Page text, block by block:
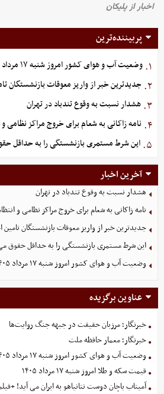
پربیننده‌ترین
۱. وضعیت آب و هوای کشور امروز شنبه ۱۷ مرداد ۱۴۰۵
۲. جدیدترین خبر از واریز معوقات بازنشستگان
۳. هشدار نسبت به وقوع تندباد در تهران
۴. نامه زاکانی به شعام برای خروج مراکز نظامی و
۵. این شرط مستمری بازنشستگی را به حداقل
آخرین اخبار
هشدار نسبت به وقوع تندباد در تهران
نامه زاکانی به شعام برای خروج مراکز نظامی و
جدیدترین خبر از واریز معوقات بازنشستگان
این شرط مستمری بازنشستگی را به حداقل حقوق
وضعیت آب و هوای کشور امروز شنبه ۱۷ مرداد ۱۴۰۵
عناوین برگزیده
خبرنگار؛ مرزبان حقیقت در جبهه جنگ روایت‌ها
خبرنگار؛ معمار حافظه ملت
وضعیت آب و هوای کشور امروز شنبه ۱۷ مرداد ۱۴۰۵
قیمت سکه و طلا امروز شنبه ۱۷ مرداد ۱۴۰۵
آمیتاب باچان دوست نتانیاهو به ایران می آید!